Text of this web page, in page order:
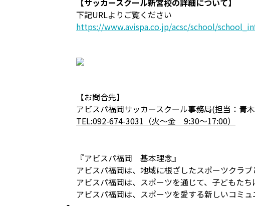
【サッカースクール新宮校の詳細について】
下記URLよりご覧ください
https://www.avispa.co.jp/acsc/school/
【お問合先】
アビスパ福岡サッカースクール事務局(担当：青
TEL:092-674-3031（火～金 9:30～17:00）
『アビスパ福岡 基本理念』
アビスパ福岡は、地域に根ざしたスポーツクラ
アビスパ福岡は、スポーツを通じて、子どもた
アビスパ福岡は、スポーツを愛する新しいコミ